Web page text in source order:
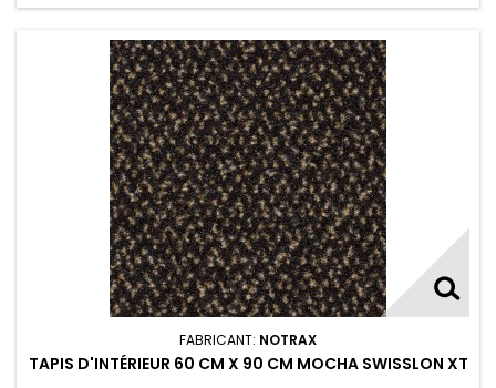
FABRICANT: NOTRAX
TAPIS D'INTÉRIEUR 60 CM X 90 CM MOCHA SWISSLON XT